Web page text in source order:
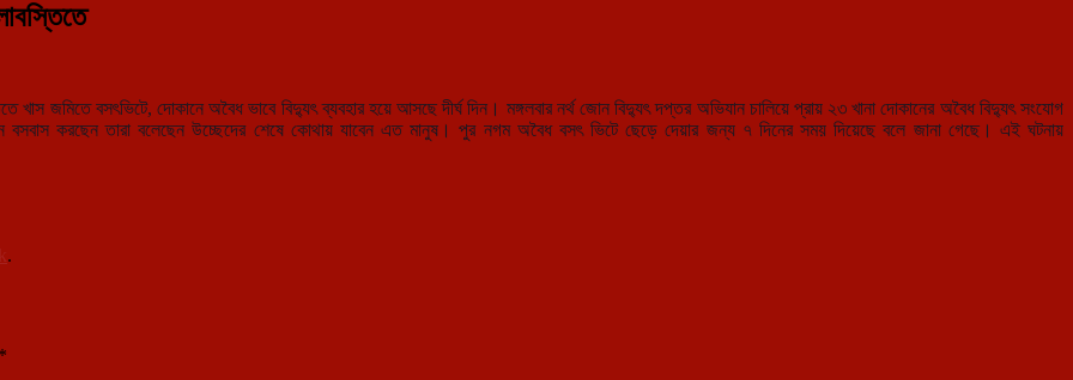
খাস জমিতে বসৎভিটে, দোকানে অবৈধ ভাবে বিদ্যুৎ ব্যবহার হয়ে আসছে দীর্ঘ দিন। মঙ্গলবার নর্থ জোন বিদ্যুৎ দপ্তর অভিযানচালিয়ে প্রায় ২৩ খানা দোকানের অবৈধ বিদ্যুৎ সংযোগ
বসবাস করছেন তারা বলেছেন উচ্ছেদের শেষে কোথায় যাবেন এত মানুষ। পুর নগম অবৈধ বসৎ ভিটে ছেড়ে দেয়ার জন্য ৭ দিনের সময় দিয়েছে বলে জানা গেছে। এই ঘটনায়
.
*